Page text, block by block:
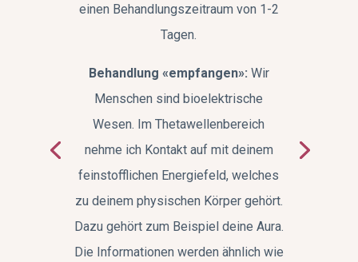
einen Behandlungszeitraum von 1-2
Tagen.
Behandlung «empfangen»: Wir
Menschen sind bioelektrische
Wesen. Im Thetawellenbereich
nehme ich Kontakt auf mit deinem
feinstofflichen Energiefeld, welches
zu deinem physischen Körper gehört.
Dazu gehört zum Beispiel deine Aura.
Die Informationen werden ähnlich wie